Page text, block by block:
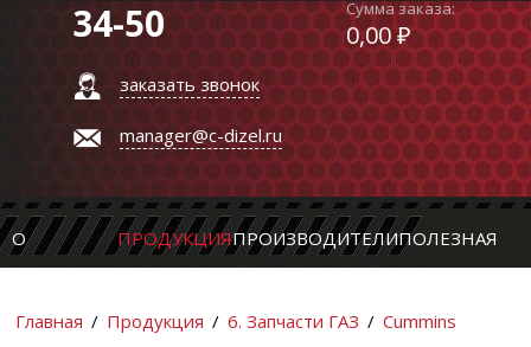
34-50
заказать звонок
manager@c-dizel.ru
Сумма заказа:
0,00 ₽
О ПРОДУКЦИЯПРОИЗВОДИТЕЛИПОЛЕЗНАЯ
Главная / Продукция / 6. Запчасти ГАЗ / Cummins